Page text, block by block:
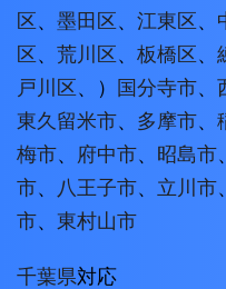
区、 墨田区、 江東区、
区、 荒川区、 板橋区、
戸川区、） 国分寺市、
東久留米市、 多摩市、
梅市、 府中市、 昭島市、
市、 八王子市、 立川市、
市、 東村山市
千葉県対応